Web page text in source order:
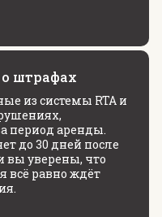
штрафах
из системы RTA и
период аренды.
до 30 дней после
вы уверены, что
всё равно ждёт